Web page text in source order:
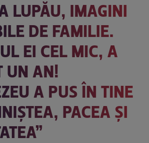
LUPĂU, IMAGINI
DE FAMILIE.
EI CEL MIC, A
UN AN!
A PUS ÎN TINE
PACEA ȘI